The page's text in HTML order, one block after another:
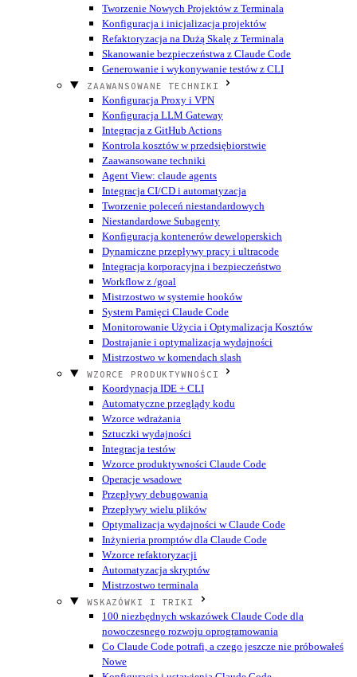
Tworzenie Nowych Projektów z Terminala
Konfiguracja i inicjalizacja projektów
Refaktoryzacja na Dużą Skalę z Terminala
Skanowanie bezpieczeństwa z Claude Code
Generowanie i wykonywanie testów z CLI
ZAAWANSOWANE TECHNIKI
Konfiguracja Proxy i VPN
Konfiguracja LLM Gateway
Integracja z GitHub Actions
Kontrola kosztów w przedsiębiorstwie
Zaawansowane techniki
Agent View: claude agents
Integracja CI/CD i automatyzacja
Tworzenie poleceń niestandardowych
Niestandardowe Subagenty
Konfiguracja kontenerów deweloperskich
Dynamiczne przepływy pracy i ultracode
Integracja korporacyjna i bezpieczeństwo
Workflow z /goal
Mistrzostwo w systemie hooków
System Pamięci Claude Code
Monitorowanie Użycia i Optymalizacja Kosztów
Dostrajanie i optymalizacja wydajności
Mistrzostwo w komendach slash
WZORCE PRODUKTYWNOŚCI
Koordynacja IDE + CLI
Automatyczne przeglądy kodu
Wzorce wdrażania
Sztuczki wydajności
Integracja testów
Wzorce produktywności Claude Code
Operacje wsadowe
Przepływy debugowania
Przepływy wielu plików
Optymalizacja wydajności w Claude Code
Inżynieria promptów dla Claude Code
Wzorce refaktoryzacji
Automatyzacja skryptów
Mistrzostwo terminala
WSKAZÓWKI I TRIKI
100 niezbędnych wskazówek Claude Code dla
nowoczesnego rozwoju oprogramowania
Co Claude Code potrafi, a czego jeszcze nie próbowałeś
Nowe